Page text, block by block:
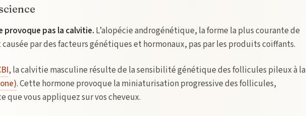
provoque pas la calvitie. L’alopécie androgénétique, la forme la plus courante de
par des facteurs génétiques et hormonaux, pas par les produits coiffants.
, la calvitie masculine résulte de la sensibilité génétique des follicules pileux à la
. Cette hormone provoque la miniaturisation progressive des follicules,
que vous appliquez sur vos cheveux.